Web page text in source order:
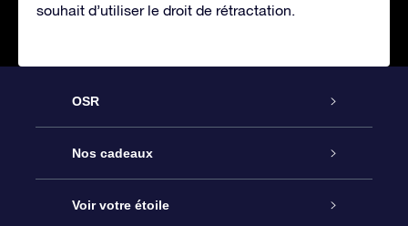
souhait d’utiliser le droit de rétractation.
OSR
Service
À propos de l’OSR
Nos cadeaux
Cadeau d’étoile en ligne
Voir votre étoile